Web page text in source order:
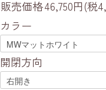
販売価格46,750円(税
カラー
開閉方向